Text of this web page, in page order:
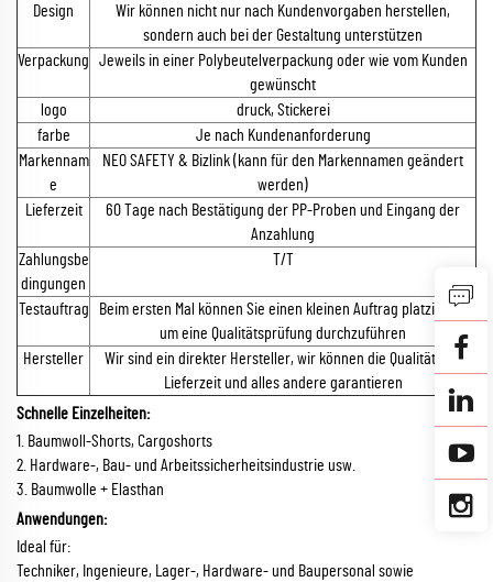
Design
Wir können nicht nur nach Kundenvorgaben herstellen,
sondern auch bei der Gestaltung unterstützen
Verpackung
Jeweils in einer Polybeutelverpackung oder wie vom Kunden
gewünscht
logo
druck, Stickerei
farbe
Je nach Kundenanforderung
Markennam
e
NEO SAFETY & Bizlink (kann für den Markennamen geändert
werden)
Lieferzeit
60 Tage nach Bestätigung der PP-Proben und Eingang der
Anzahlung
Zahlungsbe
dingungen
T/T
Testauftrag
Beim ersten Mal können Sie einen kleinen Auftrag platzieren,
um eine Qualitätsprüfung durchzuführen
Hersteller
Wir sind ein direkter Hersteller, wir können die Qualität, die
Lieferzeit und alles andere garantieren
Schnelle Einzelheiten:
1. Baumwoll-Shorts, Cargoshorts
2. Hardware-, Bau- und Arbeitssicherheitsindustrie usw.
3. Baumwolle + Elasthan
Anwendungen:
Ideal für:
Techniker, Ingenieure, Lager-, Hardware- und Baupersonal sowie